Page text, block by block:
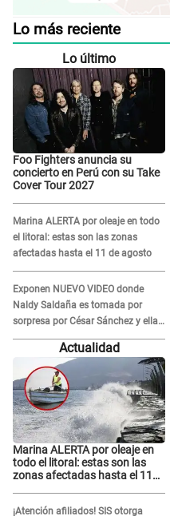
Lo más reciente
Lo último
Foo Fighters anuncia su
concierto en Perú con su Take
Cover Tour 2027
Marina ALERTA por oleaje en todo
el litoral: estas son las zonas
afectadas hasta el 11 de agosto
Exponen NUEVO VIDEO donde
Naldy Saldaña es tomada por
sorpresa por César Sánchez y ella
evidencia su REACCIÓN: Le agarró
Actualidad
Marina ALERTA por oleaje en
todo el litoral: estas son las
zonas afectadas hasta el 11
¡Atención afiliados! SIS otorga